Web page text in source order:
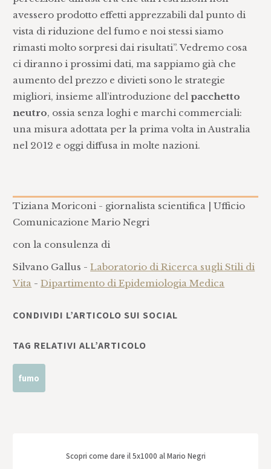
avessero prodotto effetti apprezzabili dal punto di
vista di riduzione del fumo e noi stessi siamo
rimasti molto sorpresi dai risultati”. Vedremo cosa
ci diranno i prossimi dati, ma sappiamo già che
aumento del prezzo e divieti sono le strategie
migliori, insieme all’introduzione delpacchetto
neutro, ossia senza loghi e marchi commerciali:
una misura adottata per la prima volta in Australia
nel 2012 e oggi diffusa in molte nazioni.
Tiziana Moriconi - giornalista scientifica | Ufficio
Comunicazione Mario Negri
con la consulenza di
Silvano Gallus -Laboratorio di Ricerca sugli Stili di
Vita -Dipartimento di Epidemiologia Medica
CONDIVIDI L’ARTICOLO SUI SOCIAL
TAG RELATIVI ALL’ARTICOLO
fumo
Scopri come dare il 5x1000 al Mario Negri